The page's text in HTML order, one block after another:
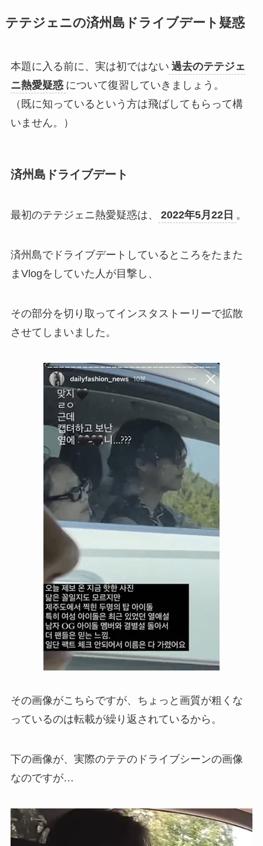
テテジェニの済州島ドライブデート疑惑
本題に入る前に、実は初ではない 過去のテテジェ
ニ熱愛疑惑 について復習していきましょう。
（既に知っているという方は飛ばしてもらって構
いません。）
済州島ドライブデート
最初のテテジェニ熱愛疑惑は、 2022年5月22日 。
済州島でドライブデートしているところをたまた
まVlogをしていた人が目撃し、
その部分を切り取ってインスタストーリーで拡散
させてしまいました。
その画像がこちらですが、ちょっと画質が粗くな
っているのは転載が繰り返されているから。
下の画像が、実際のテテのドライブシーンの画像
なのですが…